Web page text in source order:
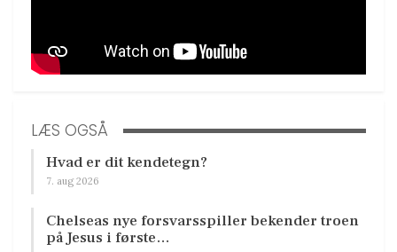
LÆS OGSÅ
Hvad er dit kendetegn?
7. aug 2026
Chelseas nye forsvarsspiller bekender troen
på Jesus i første…